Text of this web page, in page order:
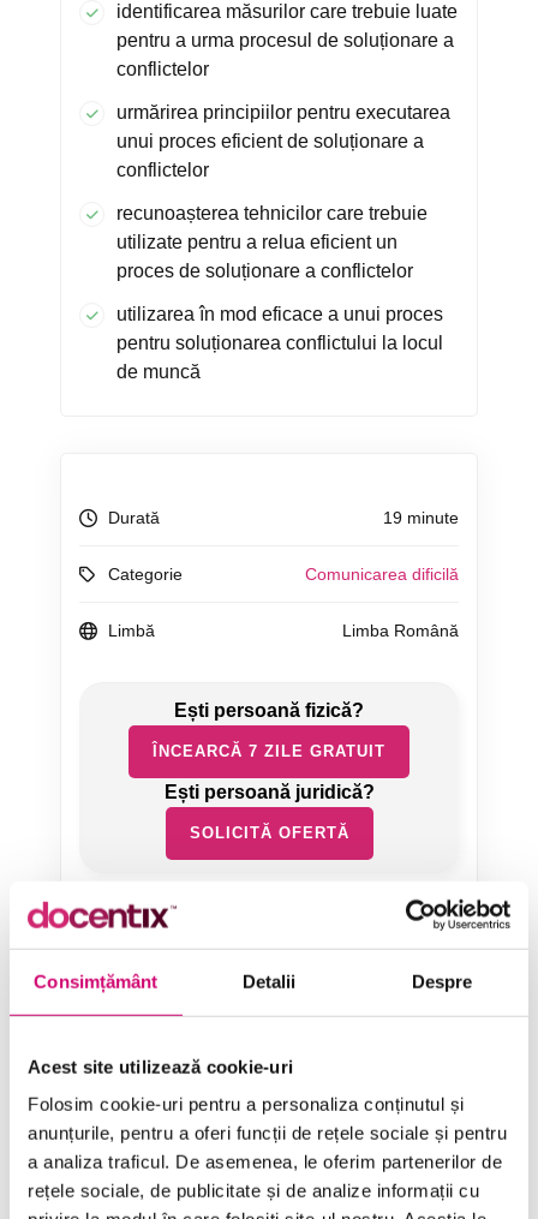
Consimțământ Detalii Despre
Acest site utilizează cookie-uri
Folosim cookie-uri pentru a personaliza conținutul și
anunțurile, pentru a oferi funcții de rețele sociale și pentru
a analiza traficul. De asemenea, le oferim partenerilor de
rețele sociale, de publicitate și de analize informații cu
identificarea măsurilor care trebuie luate
pentru a urma procesul de soluționare a
conflictelor
urmărirea principiilor pentru executarea
unui proces eficient de soluționare a
conflictelor
recunoașterea tehnicilor care trebuie
utilizate pentru a relua eficient un
proces de soluționare a conflictelor
utilizarea în mod eficace a unui proces
pentru soluționarea conflictului la locul
de muncă
Durată 19 minute
Categorie Comunicarea dificilă
Limbă Limba Română
ÎNCEARCĂ 7 ZILE GRATUIT
SOLICITĂ OFERTĂ
Categorii de Cursuri
Comunicare
Dezvoltare personală și profesională